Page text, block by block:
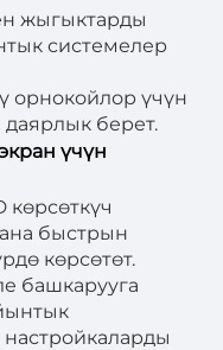
жыгыктарды
системелер
орнокойлор үчүн
берет.
үчүн
көрсөткүч
быстрын
көрсөтөт.
башкарууга